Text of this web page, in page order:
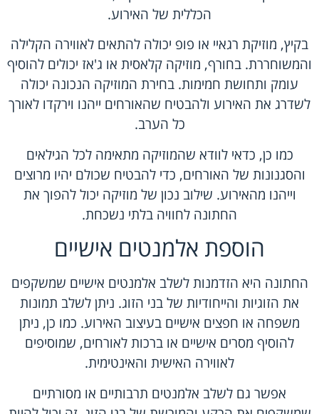
הכללית של האירוע.
בקיץ, מוזיקת רגאיי או פופ יכולה להתאים לאווירה הקלילה
והמשוחררת. בחורף, מוזיקה קלאסית או ג'אז יכולים להוסיף
עומק ותחושת חמימות. בחירת המוזיקה הנכונה יכולה
לשדרג את האירוע ולהבטיח שהאורחים ייהנו וירקדו לאורך
כל הערב.
כמו כן, כדאי לוודא שהמוזיקה מתאימה לכל הגילאים
והסגנונות של האורחים, כדי להבטיח שכולם יהיו מרוצים
וייהנו מהאירוע. שילוב נכון של מוזיקה יכול להפוך את
החתונה לחוויה בלתי נשכחת.
הוספת אלמנטים אישיים
החתונה היא הזדמנות לשלב אלמנטים אישיים שמשקפים
את הזוגיות והייחודיות של בני הזוג. ניתן לשלב תמונות
משפחה או חפצים אישיים בעיצוב האירוע. כמו כן, ניתן
להוסיף מסרים אישיים או ברכות לאורחים, שמוסיפים
לאווירה האישית והאינטימית.
אפשר גם לשלב אלמנטים תרבותיים או מסורתיים